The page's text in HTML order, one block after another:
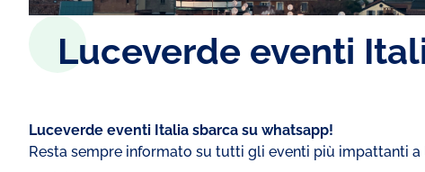
Luceverde eventi
⁠Luceverde eventi Italia sbarca su whatsapp!
Resta sempre informato su tutti gli eventi più impattanti